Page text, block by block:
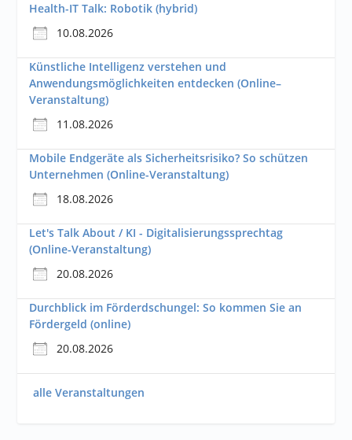
Health-IT Talk: Robotik (hybrid)
10.08.2026
Künstliche Intelligenz verstehen und
Anwendungsmöglichkeiten entdecken (Online–
Veranstaltung)
11.08.2026
Mobile Endgeräte als Sicherheitsrisiko? So schützen
Unternehmen (Online-Veranstaltung)
18.08.2026
Let's Talk About / KI - Digitalisierungssprechtag
(Online-Veranstaltung)
20.08.2026
Durchblick im Förderdschungel: So kommen Sie an
Fördergeld (online)
20.08.2026
alle Veranstaltungen